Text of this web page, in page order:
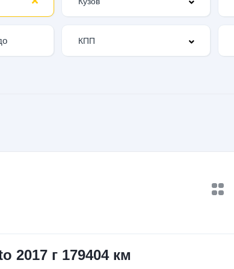
2017 г 179404 км